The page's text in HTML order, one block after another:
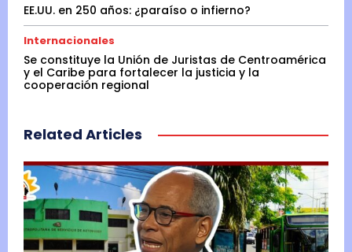
EE.UU. en 250 años: ¿paraíso o infierno?
Internacionales
Se constituye la Unión de Juristas de Centroamérica
y el Caribe para fortalecer la justicia y la
cooperación regional
Related Articles